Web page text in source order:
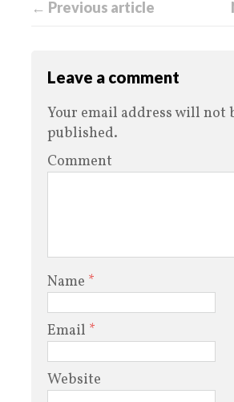
← Previous article
Leave a comment
Your email address will not
published.
Comment
Name *
Email *
Website